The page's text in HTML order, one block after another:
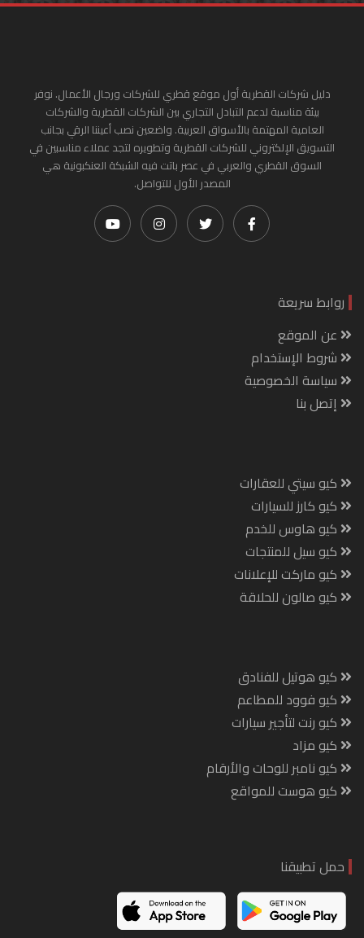
دليل شركات القطرية أول موقع قطري للشركات ورجال الأعمال. نوفر
بيئة مناسبة لدعم التبادل التجاري بين الشركات القطرية والشركات
العامية المهتمة بالأسواق العربية. واضعين نصب أعيننا الرقي بجانب
التسويق الإلكتروني للشركات القطرية وتطويره لتجد عملاء مناسبين في
السوق القطري والعربي في عصر باتت فيه الشبكة العنكبونية هي
المصدر الأول للتواصل.
روابط سريعة
عن الموقع
شروط الإستخدام
سياسة الخصوصية
إتصل بنا
كيو سيتي للعقارات
كيو كارز للسيارات
كيو هاوس للخدم
كيو سيل للمنتجات
كيو ماركت للإعلانات
كيو صالون للحلاقة
كيو هوتيل للفنادق
كيو فوود للمطاعم
كيو رنت لتأجير سيارات
كيو مزاد
كيو نامبر للوحات والأرقام
كيو هوست للمواقع
حمل تطبيقنا